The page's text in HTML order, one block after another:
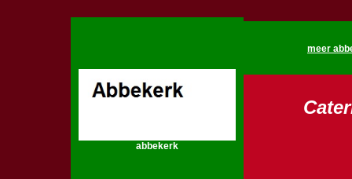
abbekerk
meer